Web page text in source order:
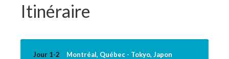
Itinéraire
Jour 1-2 Montréal, Québec - Tokyo, Japon